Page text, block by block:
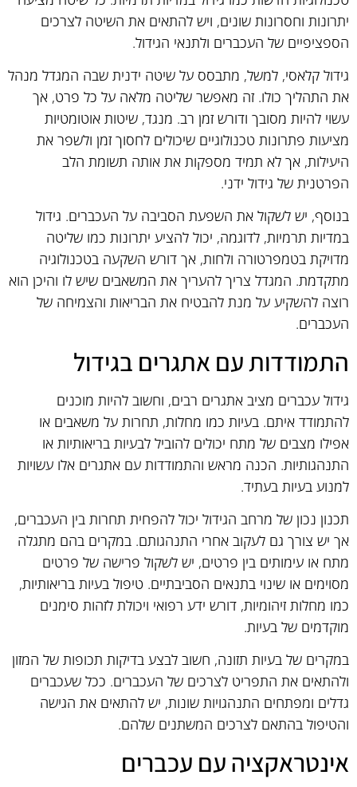
יתרונות וחסרונות שונים, ויש להתאים את השיטה לצרכים
הספציפיים של העכברים ולתנאי הגידול.
גידול קלאסי, למשל, מתבסס על שיטה ידנית שבה המגדל מנהל
את התהליך כולו. זה מאפשר שליטה מלאה על כל פרט, אך
עשוי להיות מסובך ודורש זמן רב. מנגד, שיטות אוטומטיות
מציעות פתרונות טכנולוגיים שיכולים לחסוך זמן ולשפר את
היעילות, אך לא תמיד מספקות את אותה תשומת הלב
הפרטנית של גידול ידני.
בנוסף, יש לשקול את השפעת הסביבה על העכברים. גידול
במדיות תרמיות, לדוגמה, יכול להציע יתרונות כמו שליטה
מדויקת בטמפרטורה ולחות, אך דורש השקעה בטכנולוגיה
מתקדמת. המגדל צריך להעריך את המשאבים שיש לו והיכן הוא
רוצה להשקיע על מנת להבטיח את הבריאות והצמיחה של
העכברים.
התמודדות עם אתגרים בגידול
גידול עכברים מציב אתגרים רבים, וחשוב להיות מוכנים
להתמודד איתם. בעיות כמו מחלות, תחרות על משאבים או
אפילו מצבים של מתח יכולים להוביל לבעיות בריאותיות או
התנהגותיות. הכנה מראש והתמודדות עם אתגרים אלו עשויות
למנוע בעיות בעתיד.
תכנון נכון של מרחב הגידול יכול להפחית תחרות בין העכברים,
אך יש צורך גם לעקוב אחרי התנהגותם. במקרים בהם מתגלה
מתח או עימותים בין פרטים, יש לשקול פרישה של פרטים
מסוימים או שינוי בתנאים הסביבתיים. טיפול בעיות בריאותיות,
כמו מחלות זיהומיות, דורש ידע רפואי ויכולת לזהות סימנים
מוקדמים של בעיות.
במקרים של בעיות תזונה, חשוב לבצע בדיקות תכופות של המזון
ולהתאים את התפריט לצרכים של העכברים. ככל שעכברים
גדלים ומפתחים התנהגויות שונות, יש להתאים את הגישה
והטיפול בהתאם לצרכים המשתנים שלהם.
אינטראקציה עם עכברים